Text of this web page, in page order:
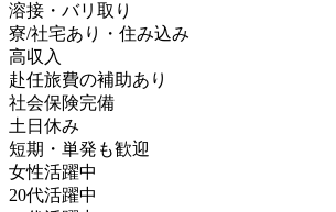
溶接・バリ取り
寮/社宅あり・住み込み
高収入
赴任旅費の補助あり
社会保険完備
土日休み
短期・単発も歓迎
女性活躍中
20代活躍中